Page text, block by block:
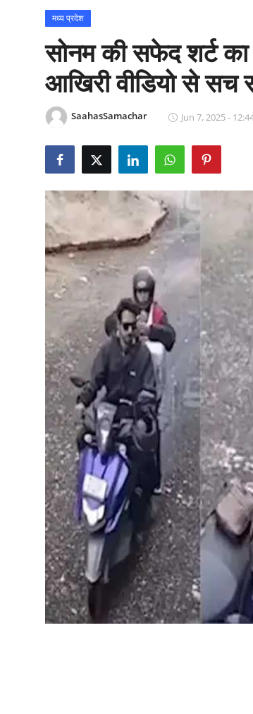
मध्य प्रदेश
सोनम की सफेद शर्ट
आखिरी वीडियो से सच
SaahasSamachar Jun 7, 2025 -